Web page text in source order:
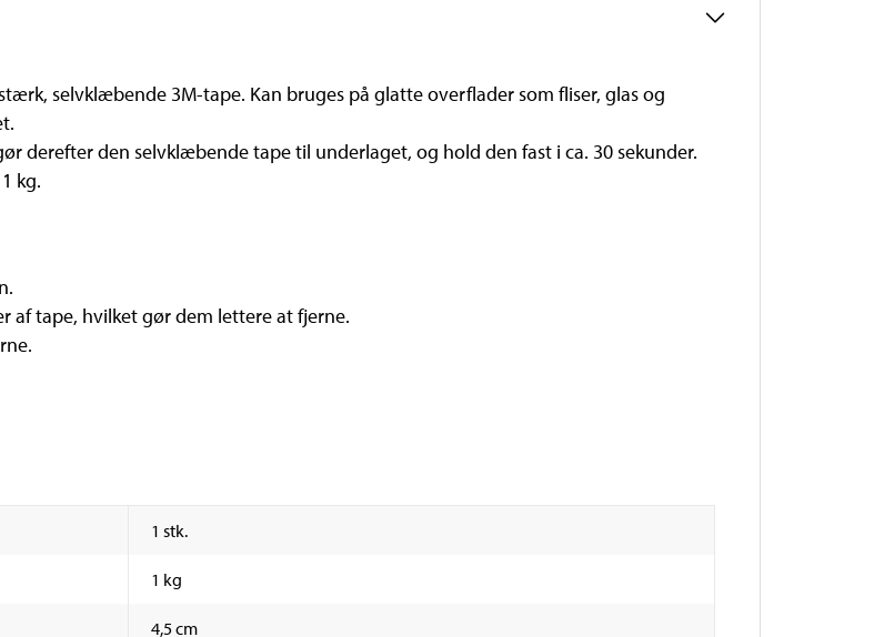
selvklæbende 3M-tape. Kan bruges på glatte overflader som fliser, glas og
derefter den selvklæbende tape til underlaget, og hold den fast i ca. 30 sekunder.
kg.
af tape, hvilket gør dem lettere at fjerne.
1 stk.
1 kg
4,5 cm